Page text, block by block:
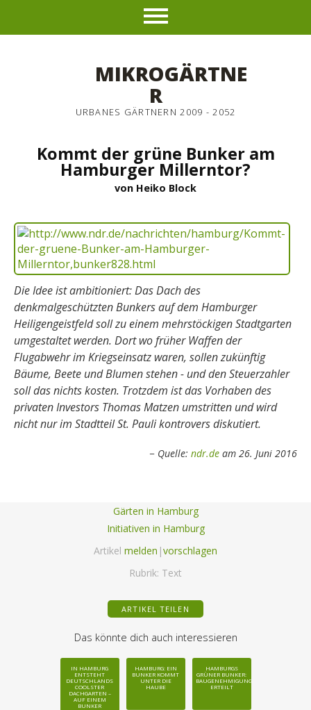
MIKROGÄRTNE
R
URBANES GÄRTNERN 2009 - 2052
Kommt der grüne Bunker am
Hamburger Millerntor?
von Heiko Block
Die Idee ist ambitioniert: Das Dach des
denkmalgeschützten Bunkers auf dem Hamburger
Heiligengeistfeld soll zu einem mehrstöckigen Stadtgarten
umgestaltet werden. Dort wo früher Waffen der
Flugabwehr im Kriegseinsatz waren, sollen zukünftig
Bäume, Beete und Blumen stehen - und den Steuerzahler
soll das nichts kosten. Trotzdem ist das Vorhaben des
privaten Investors Thomas Matzen umstritten und wird
nicht nur im Stadtteil St. Pauli kontrovers diskutiert.
Quelle: ndr.de am 26. Juni 2016
Gärten in Hamburg
Initiativen in Hamburg
Artikel melden |vorschlagen
Rubrik: Text
ARTIKEL TEILEN
Das könnte dich auch interessieren
IN HAMBURG
ENTSTEHT
DEUTSCHLANDS
COOLSTER
DACHGARTEN –
AUF EINEM
BUNKER
HAMBURG: EIN
BUNKER KOMMT
UNTER DIE
HAUBE
HAMBURGS
GRÜNER BUNKER:
BAUGENEHMIGUNG
ERTEILT